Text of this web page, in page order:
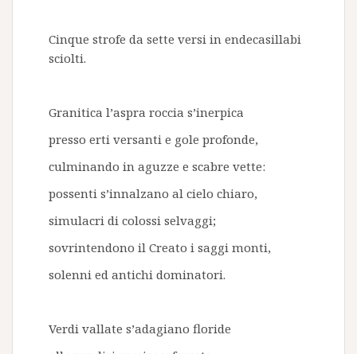
Cinque strofe da sette versi in endecasillabi
sciolti.
Granitica l’aspra roccia s’inerpica
presso erti versanti e gole profonde,
culminando in aguzze e scabre vette:
possenti s’innalzano al cielo chiaro,
simulacri di colossi selvaggi;
sovrintendono il Creato i saggi monti,
solenni ed antichi dominatori.
Verdi vallate s’adagiano floride